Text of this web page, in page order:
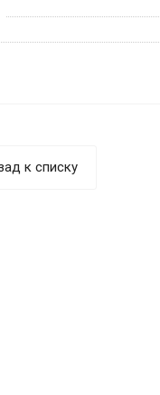
к списку